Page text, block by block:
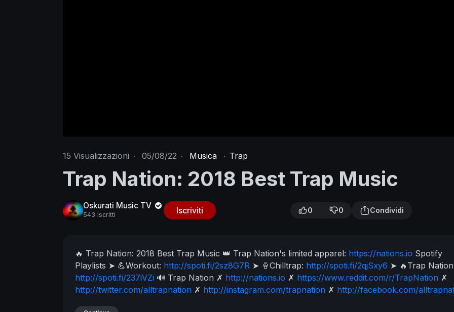
15 Visualizzazioni · 05/08/22 · Musica · Trap
Trap Nation: 2018 Best Trap Music
Oskurati Music TV
543 Iscritti Iscriviti 0 0 Condividi
🔥 Trap Nation: 2018 Best Trap Music 👑 Trap Nation's limited apparel: https://nations.io Spotify
Playlists ➤ 💪Workout: http://spoti.fi/2sz8G7R ➤ 🍦Chilltrap: http://spoti.fi/2qjSxy6 ➤ 🔥Trap
http://spoti.fi/237iVZi 🔊 Trap Nation ✗ http://nations.io ✗ https://www.reddit.com/r/TrapNation ✗
http://twitter.com/alltrapnation ✗ http://instagram.com/trapnation ✗ http://facebook.com/